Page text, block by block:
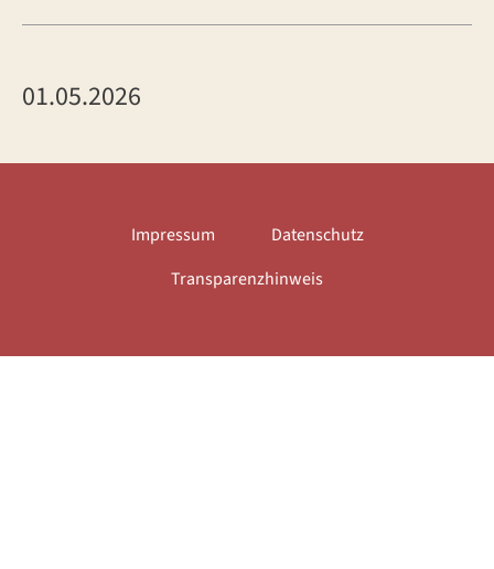
01.05.2026
Impressum
Datenschutz
Transparenzhinweis